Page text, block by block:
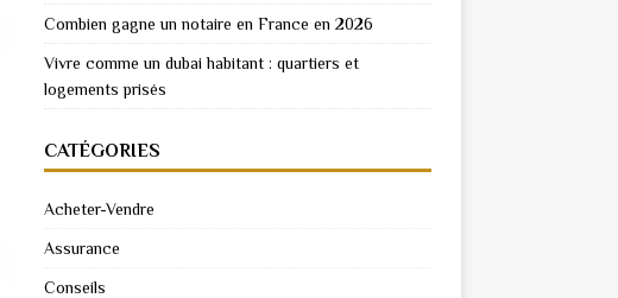
Combien gagne un notaire en France en 2026
Vivre comme un dubai habitant : quartiers et
logements prisés
CATÉGORIES
Acheter-Vendre
Assurance
Conseils